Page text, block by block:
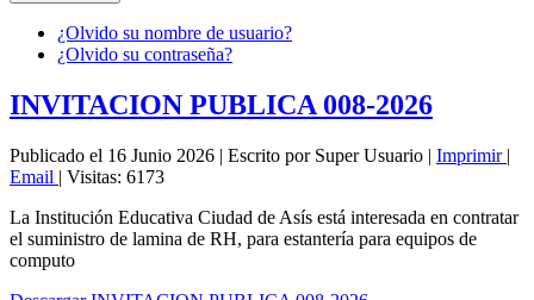
¿Olvido su nombre de usuario?
¿Olvido su contraseña?
INVITACION PUBLICA 008-2026
Publicado el 16 Junio 2026 | Escrito por Super Usuario | Imprimir |
Email | Visitas: 6173
La Institución Educativa Ciudad de Asís está interesada en contratar
el suministro de lamina de RH, para estantería para equipos de
computo